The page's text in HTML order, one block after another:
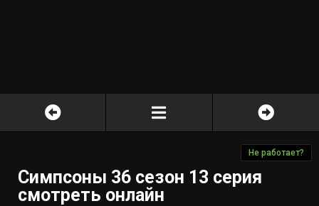
Не работает?
Симпсоны 36 сезон 13 серия
смотреть онлайн